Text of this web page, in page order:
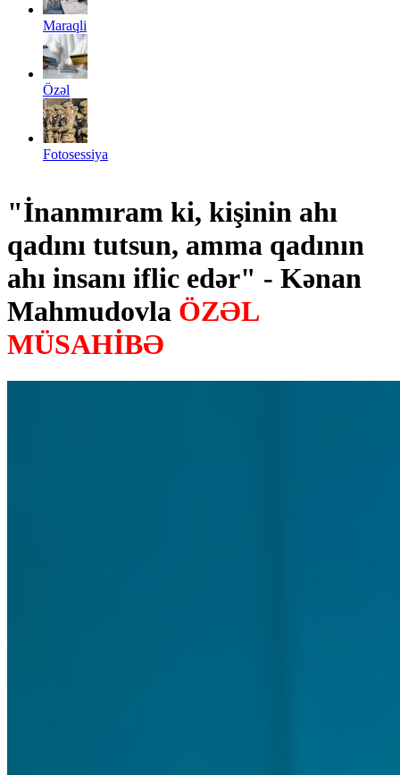
Maraqli
Özəl
Fotosessiya
"İnanmıram ki, kişinin ahı
qadını tutsun, amma qadının
ahı insanı iflic edər" - Kənan
Mahmudovla ÖZƏL
MÜSAHİBƏ